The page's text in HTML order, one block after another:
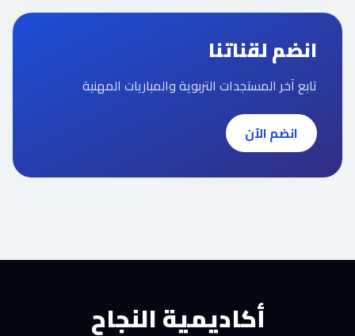
انضم لقناتنا
تابع آخر المستجدات التربوية والمباريات المهنية
انضم الآن
أكاديمية النجاح